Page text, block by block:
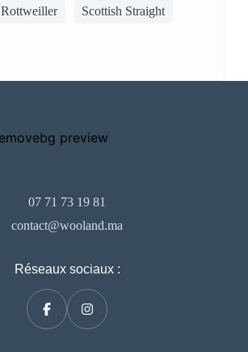
Rottweiller Scottish Straight
07 71 73 19 81
contact@wooland.ma
Réseaux sociaux :